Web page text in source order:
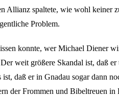
Allianz spaltete, wie wohl keiner
Problem.
konnte, wer Michael Diener
weit größere Skandal ist, daß
daß er in Gnadau sogar dann
der Frommen und Bibeltreuen in